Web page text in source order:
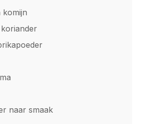
komijn
naar smaak